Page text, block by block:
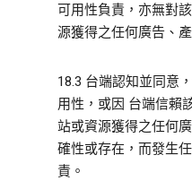
可用性負責，亦無對
源獲得之任何廣告、
18.3 台端認知並同意
用性，或因 台端信賴
站或資源獲得之任何
確性或存在，而發生
責。